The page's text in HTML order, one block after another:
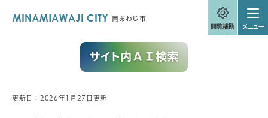
本
更新日：2026年1月27日更新